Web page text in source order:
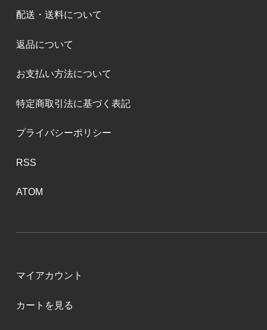
配送・送料について
返品について
お支払い方法について
特定商取引法に基づく表記
プライバシーポリシー
RSS
ATOM
マイアカウント
カートを見る